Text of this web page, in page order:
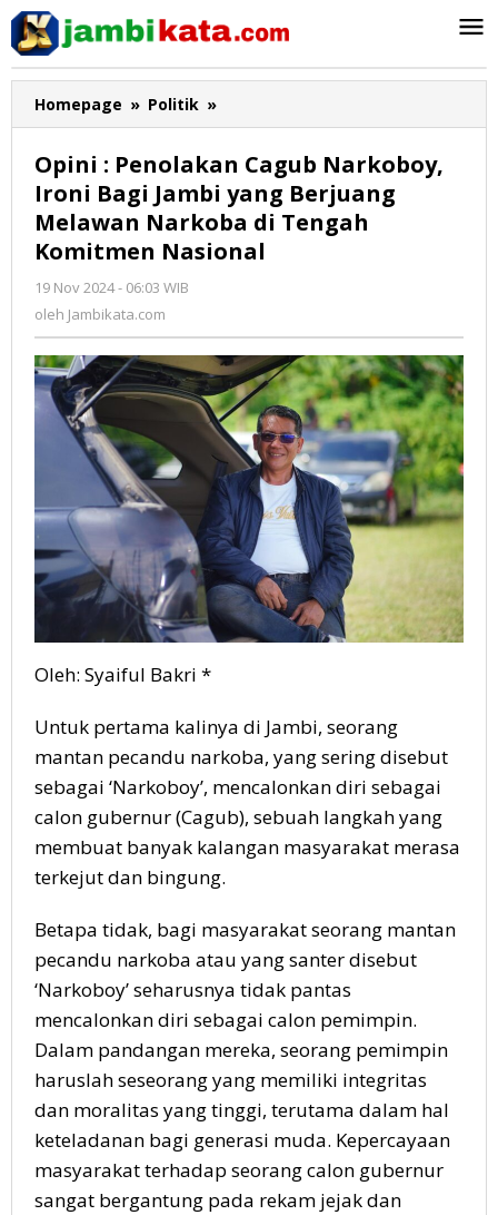
Lewati
konten
Homepage » Politik »
:
Cagub
Narkoboy,
Ironi
Bagi
Melawan
Narkoba
di
Tengah
Komitmen
Nasional
Opini : Penolakan Cagub Narkoboy,
Ironi Bagi Jambi yang Berjuang
Melawan Narkoba di Tengah
Komitmen Nasional
19 Nov 2024 - 06:03 WIB
oleh Jambikata.com
Oleh: Syaiful Bakri *
Untuk pertama kalinya di Jambi, seorang
mantan pecandu narkoba, yang sering disebut
sebagai ‘Narkoboy’, mencalonkan diri sebagai
calon gubernur (Cagub), sebuah langkah yang
membuat banyak kalangan masyarakat merasa
terkejut dan bingung.
Betapa tidak, bagi masyarakat seorang mantan
pecandu narkoba atau yang santer disebut
‘Narkoboy’ seharusnya tidak pantas
mencalonkan diri sebagai calon pemimpin.
Dalam pandangan mereka, seorang pemimpin
haruslah seseorang yang memiliki integritas
dan moralitas yang tinggi, terutama dalam hal
keteladanan bagi generasi muda. Kepercayaan
masyarakat terhadap seorang calon gubernur
sangat bergantung pada rekam jejak dan